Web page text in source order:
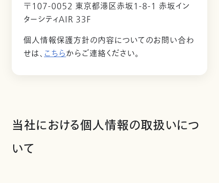
〒107-0052 東京都港区赤坂1-8-1 赤坂イン
ターシティAIR 33F
個人情報保護方針の内容についてのお問い合わ
せは、こちらからご連絡ください。
当社における個人情報の取扱いにつ
いて